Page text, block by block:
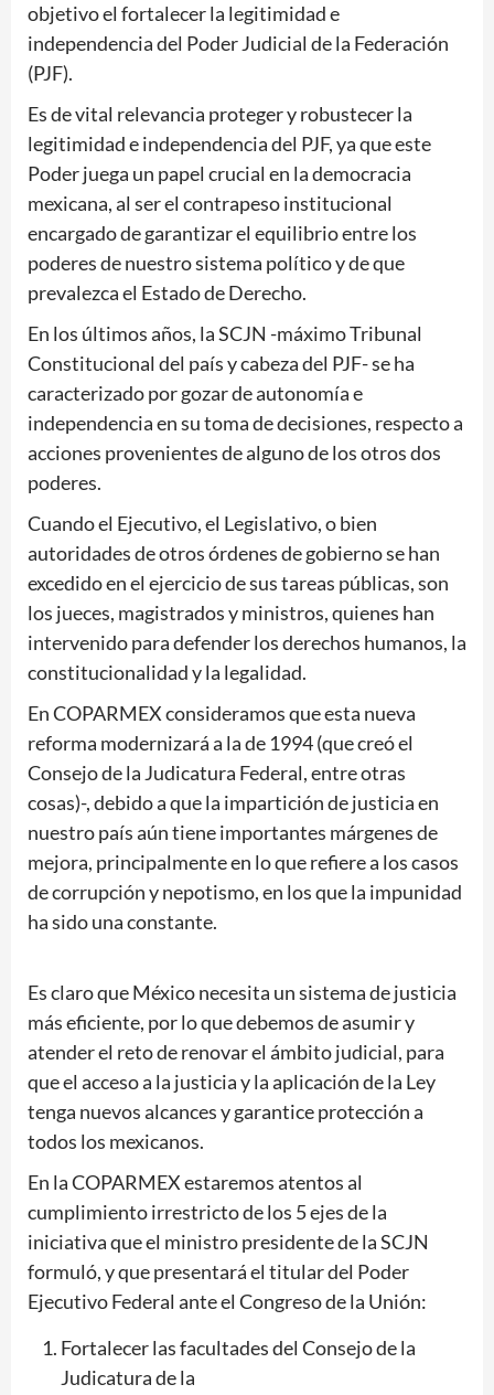
objetivo el fortalecer la legitimidad e
independencia del Poder Judicial de la Federación
(PJF).
Es de vital relevancia proteger y robustecer la
legitimidad e independencia del PJF, ya que este
Poder juega un papel crucial en la democracia
mexicana, al ser el contrapeso institucional
encargado de garantizar el equilibrio entre los
poderes de nuestro sistema político y de que
prevalezca el Estado de Derecho.
En los últimos años, la SCJN -máximo Tribunal
Constitucional del país y cabeza del PJF- se ha
caracterizado por gozar de autonomía e
independencia en su toma de decisiones, respecto a
acciones provenientes de alguno de los otros dos
poderes.
Cuando el Ejecutivo, el Legislativo, o bien
autoridades de otros órdenes de gobierno se han
excedido en el ejercicio de sus tareas públicas, son
los jueces, magistrados y ministros, quienes han
intervenido para defender los derechos humanos, la
constitucionalidad y la legalidad.
En COPARMEX consideramos que esta nueva
reforma modernizará a la de 1994 (que creó el
Consejo de la Judicatura Federal, entre otras
cosas)-, debido a que la impartición de justicia en
nuestro país aún tiene importantes márgenes de
mejora, principalmente en lo que refiere a los casos
de corrupción y nepotismo, en los que la impunidad
ha sido una constante.
Es claro que México necesita un sistema de justicia
más eficiente, por lo que debemos de asumir y
atender el reto de renovar el ámbito judicial, para
que el acceso a la justicia y la aplicación de la Ley
tenga nuevos alcances y garantice protección a
todos los mexicanos.
En la COPARMEX estaremos atentos al
cumplimiento irrestricto de los 5 ejes de la
iniciativa que el ministro presidente de la SCJN
formuló, y que presentará el titular del Poder
Ejecutivo Federal ante el Congreso de la Unión:
Fortalecer las facultades del Consejo de la
Judicatura de la